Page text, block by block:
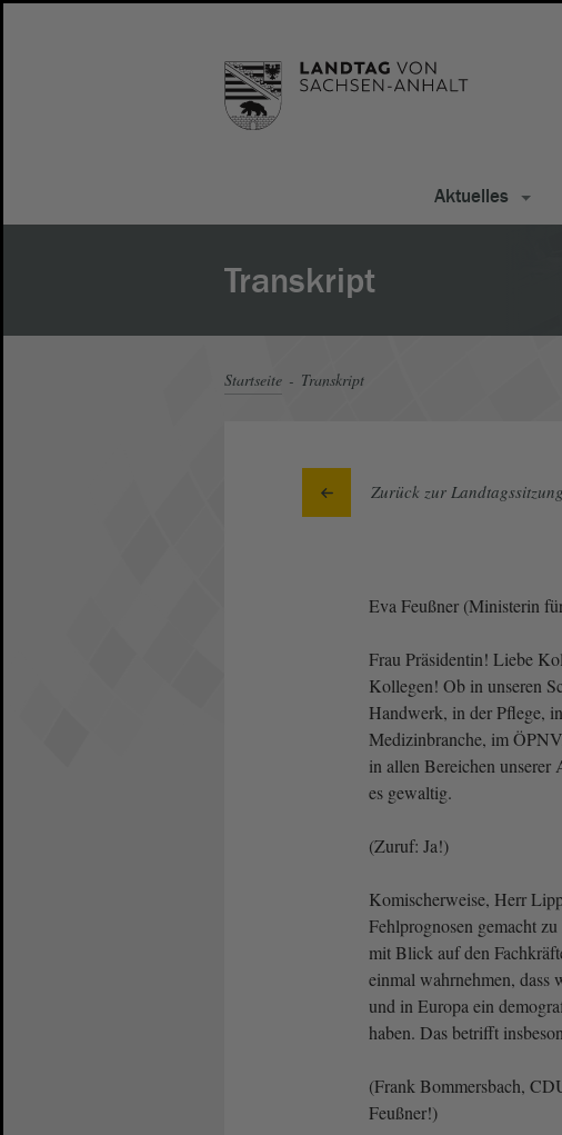
Aktuelles
Transkript
Startseite Transkript
Zurück zur Landtagssitzung
Eva Feußner (Ministerin
Frau Präsidentin! Liebe
Kollegen! Ob in unseren
Handwerk, in der Pflege,
Medizinbranche, im
in allen Bereichen unserer
es gewaltig.
(Zuruf: Ja!)
Komischerweise, Herr
Fehlprognosen gemacht
mit Blick auf den
einmal wahrnehmen, dass
und in Europa ein
haben. Das betrifft
(Frank Bommersbach,
Feußner!)